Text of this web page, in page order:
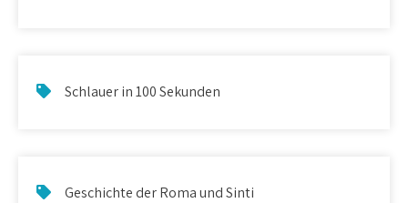
Schlauer in 100 Sekunden
Geschichte der Roma und Sinti